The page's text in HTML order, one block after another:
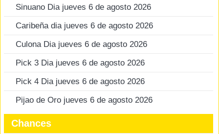
Sinuano Dia jueves 6 de agosto 2026
Caribeña dia jueves 6 de agosto 2026
Culona Dia jueves 6 de agosto 2026
Pick 3 Dia jueves 6 de agosto 2026
Pick 4 Dia jueves 6 de agosto 2026
Pijao de Oro jueves 6 de agosto 2026
Chances